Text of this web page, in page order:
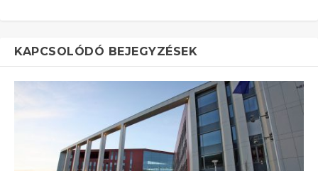
KAPCSOLÓDÓ BEJEGYZÉSEK